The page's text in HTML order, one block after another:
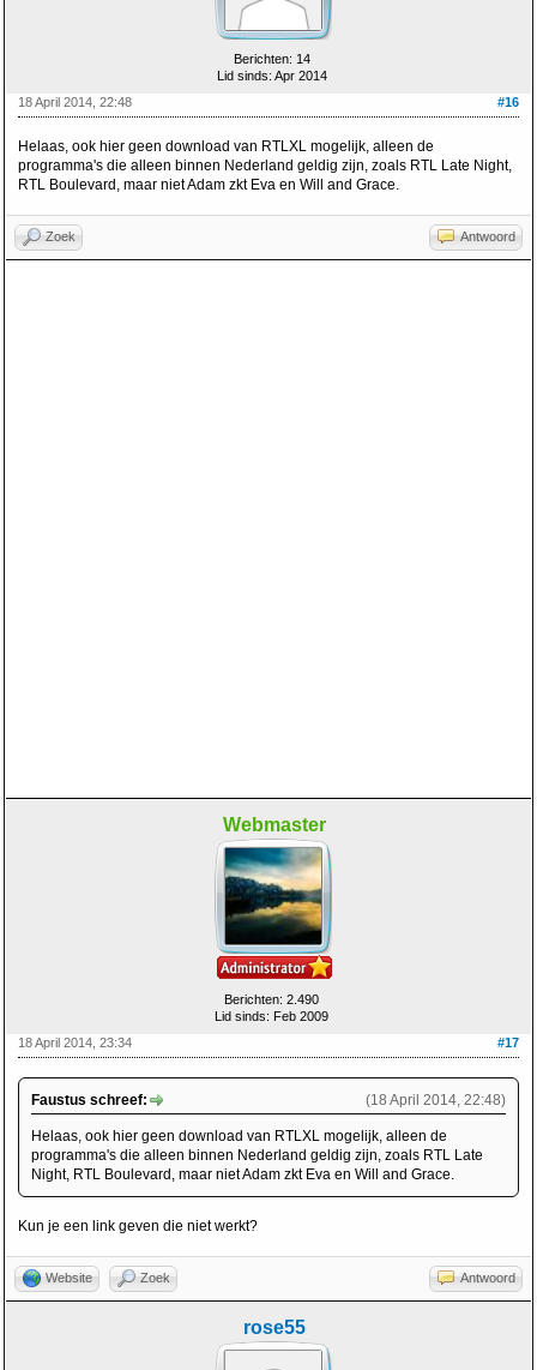
Berichten: 14
Lid sinds: Apr 2014
#16
18 April 2014, 22:48
Helaas, ook hier geen download van RTLXL mogelijk, alleen de
programma's die alleen binnen Nederland geldig zijn, zoals RTL Late Night,
RTL Boulevard, maar niet Adam zkt Eva en Will and Grace.
Zoek Antwoord
Webmaster
Berichten: 2.490
Lid sinds: Feb 2009
#17
18 April 2014, 23:34
(18 April 2014, 22:48)
Faustus schreef:
Helaas, ook hier geen download van RTLXL mogelijk, alleen de
programma's die alleen binnen Nederland geldig zijn, zoals RTL Late
Night, RTL Boulevard, maar niet Adam zkt Eva en Will and Grace.
Kun je een link geven die niet werkt?
Website Zoek Antwoord
rose55